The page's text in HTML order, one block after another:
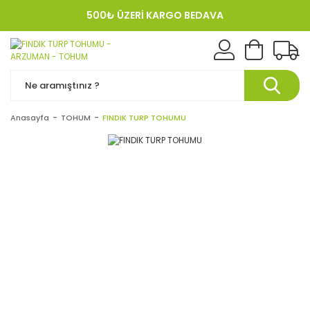
500₺ ÜZERİ KARGO BEDAVA
KREDI KARTINA 12 TAKSIT!
Anasayfa TOHUM FINDIK TURP TOHUMU